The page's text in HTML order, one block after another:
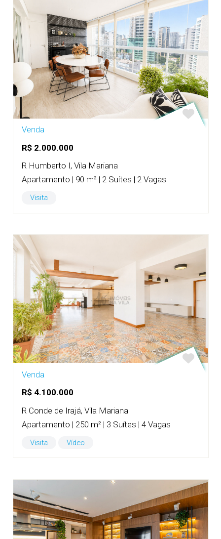
Venda
R$ 2.000.000
R Humberto I, Vila Mariana
Apartamento | 90 m² | 2 Suítes | 2 Vagas
Visita
Venda
R$ 4.100.000
R Conde de Irajá, Vila Mariana
Apartamento | 250 m² | 3 Suítes | 4 Vagas
Visita Vídeo